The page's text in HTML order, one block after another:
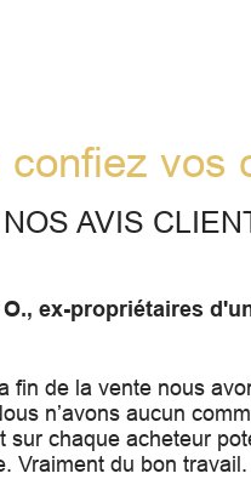
confiez vos
AVIS
ex-propriétaires
fin de la vente nous
n’avons aucun
sur chaque acheteur
Vraiment du bon travail.